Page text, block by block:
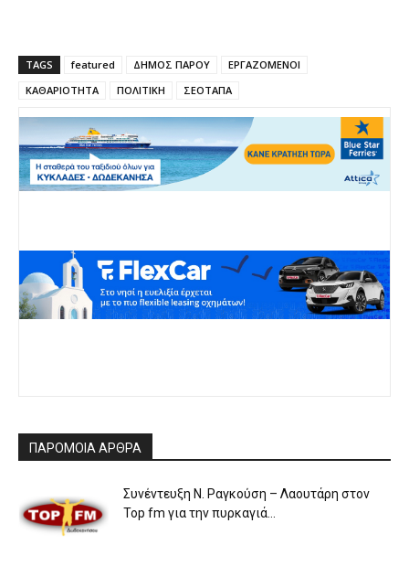
TAGS featured ΔΗΜΟΣ ΠΑΡΟΥ
ΕΡΓΑΖΟΜΕΝΟΙ
ΚΑΘΑΡΙΟΤΗΤΑ
ΠΟΛΙΤΙΚΗ ΣΕΟΤΑΠΑ
ΠΑΡΟΜΟΙΑ ΑΡΘΡΑ
Συνέντευξη Ν. Ραγκούση – Λαουτάρη στον
Top fm για την πυρκαγιά...